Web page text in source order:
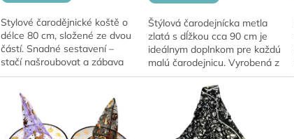
Stylové čarodějnické koště o
délce 80 cm, složené ze dvou
částí. Snadné sestavení –
stačí našroubovat a zábava
může začít!
Štýlová čarodejnícka metla
zlatá s dĺžkou cca 90 cm je
ideálnym doplnkom pre každú
malú čarodejnicu. Vyrobená z
plastovej tyčky a zdobená
metalickou zlatou sieťovinou